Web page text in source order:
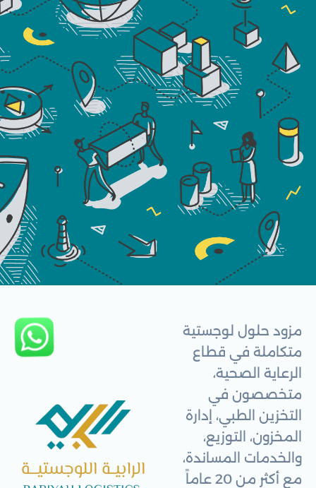
مزود حلول لوجستية
متكاملة في قطاع
الرعاية الصحية،
متخصصون في
التخزين الطبي، إدارة
المخزون، التوزيع،
والخدمات المساندة،
مع أكثر من 20 عاماً